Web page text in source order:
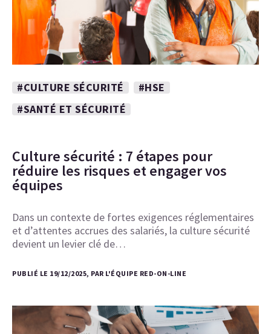
#CULTURE SÉCURITÉ
#HSE
#SANTÉ ET SÉCURITÉ
Culture sécurité : 7 étapes pour
réduire les risques et engager vos
équipes
Dans un contexte de fortes exigences réglementaires
et d’attentes accrues des salariés, la culture sécurité
devient un levier clé de…
PUBLIÉ LE 19/12/2025, PAR L'ÉQUIPE RED-ON-LINE